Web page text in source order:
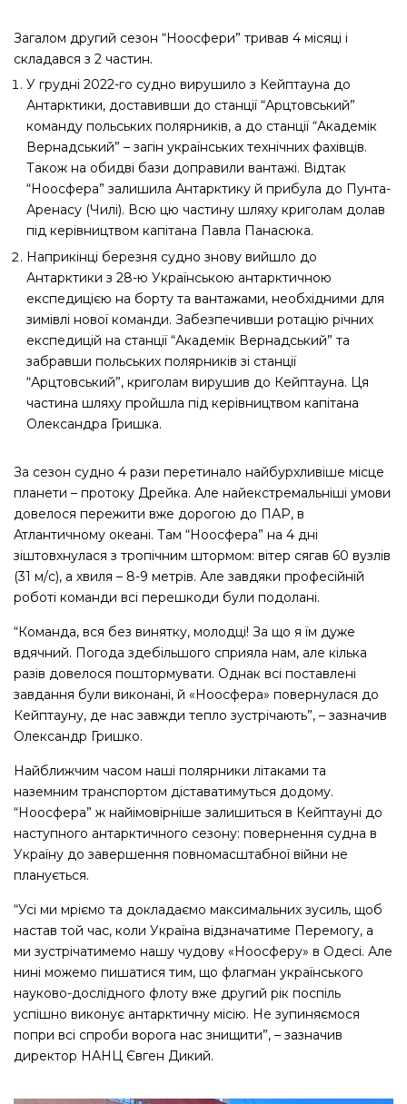
Загалом другий сезон “Ноосфери” тривав 4 місяці і
складався з 2 частин.
У грудні 2022-го судно вирушило з Кейптауна до
Антарктики, доставивши до станції “Арцтовський”
команду польських полярників, а до станції “Академік
Вернадський” – загін українських технічних фахівців.
Також на обидві бази доправили вантажі. Відтак
“Ноосфера” залишила Антарктику й прибула до Пунта-
Аренасу (Чилі). Всю цю частину шляху криголам долав
під керівництвом капітана Павла Панасюка.
Наприкінці березня судно знову вийшло до
Антарктики з 28-ю Українською антарктичною
експедицією на борту та вантажами, необхідними для
зимівлі нової команди. Забезпечивши ротацію річних
експедицій на станції “Академік Вернадський” та
забравши польських полярників зі станції
“Арцтовський”, криголам вирушив до Кейптауна. Ця
частина шляху пройшла під керівництвом капітана
Олександра Гришка.
За сезон судно 4 рази перетинало найбурхливіше місце
планети – протоку Дрейка. Але найекстремальніші умови
довелося пережити вже дорогою до ПАР, в
Атлантичному океані. Там “Ноосфера” на 4 дні
зіштовхнулася з тропічним штормом: вітер сягав 60 вузлів
(31 м/с), а хвиля – 8-9 метрів. Але завдяки професійній
роботі команди всі перешкоди були подолані.
“Команда, вся без винятку, молодці! За що я їм дуже
вдячний. Погода здебільшого сприяла нам, але кілька
разів довелося поштормувати. Однак всі поставлені
завдання були виконані, й «Ноосфера» повернулася до
Кейптауну, де нас завжди тепло зустрічають”, – зазначив
Олександр Гришко.
Найближчим часом наші полярники літаками та
наземним транспортом діставатимуться додому.
“Ноосфера” ж найімовірніше залишиться в Кейптауні до
наступного антарктичного сезону: повернення судна в
Україну до завершення повномасштабної війни не
планується.
“Усі ми мріємо та докладаємо максимальних зусиль, щоб
настав той час, коли Україна відзначатиме Перемогу, а
ми зустрічатимемо нашу чудову «Ноосферу» в Одесі. Але
нині можемо пишатися тим, що флагман українського
науково-дослідного флоту вже другий рік поспіль
успішно виконує антарктичну місію. Не зупиняємося
попри всі спроби ворога нас знищити”, – зазначив
директор НАНЦ Євген Дикий.